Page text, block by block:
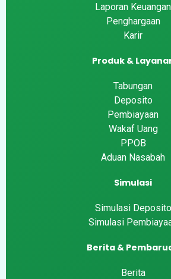
Laporan Keuangan
Penghargaan
Karir
Produk &
Tabungan
Deposito
Pembiayaan
Wakaf Uang
PPOB
Aduan Nasabah
Simulasi
Simulasi Deposito
Simulasi
Berita &
Berita